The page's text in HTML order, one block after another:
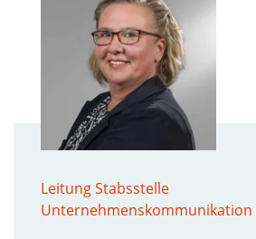
Leitung Stabsstelle
Unternehmenskommunikation